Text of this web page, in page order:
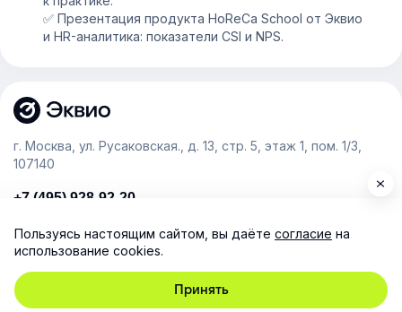
✅ Презентация продукта HoReCa School от Эквио
и HR-аналитика: показатели CSI и NPS.
г. Москва, ул. Русаковская., д. 13, стр. 5, этаж 1, пом. 1/3,
107140
+7 (495) 928-92-20
Расскажем о платформе и предоставим бесплатный
демо-доступ
Пользуясь настоящим сайтом, вы даёте согласие на
использование cookies.
Принять